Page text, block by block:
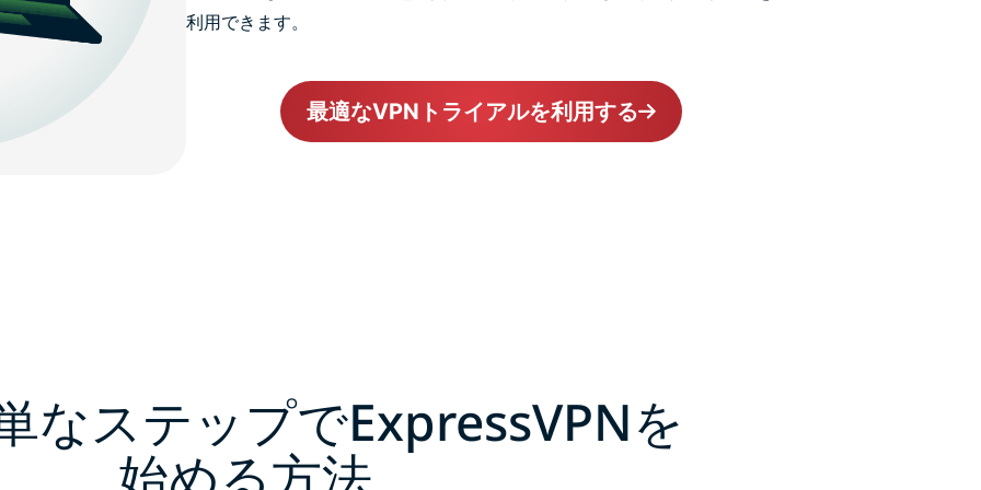
利用できます。
最適なVPNトライアルを利用する
なステップでExpressVPNを
始める方法